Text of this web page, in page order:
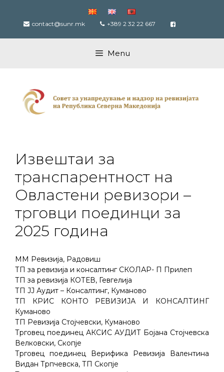
content contact@sunr.mk +389 2 32 22 667
Menu
Извештаи за
транспарентност на
Овластени ревизори –
трговци поединци за
2025 година
MM Ревизија, Радовиш
ТП за ревизија и консалтинг СКОЛАР- П Прилеп
ТП за ревизија КОТЕВ, Гевгелија
ТП ЈЈ Аудит – Консалтинг, Куманово
ТП КРИС КОНТО РЕВИЗИЈА И КОНСАЛТИНГ
Куманово
ТП Ревизија Стојчевски, Куманово
Трговец поединец АКСИС АУДИТ Бојана Стојчевска
Велковски, Скопје
Трговец поединец Верифика Ревизија Валентина
Видан Трпчевска, ТП Скопје